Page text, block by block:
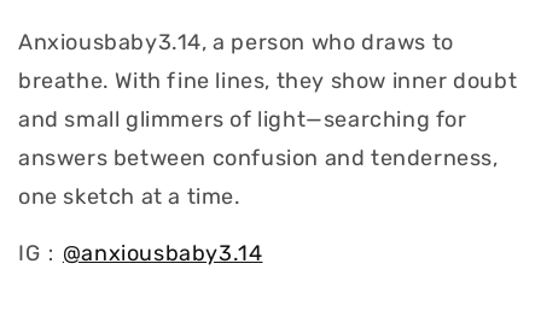
Anxiousbaby3.14, a person who draws to
breathe. With fine lines, they show inner doubt
and small glimmers of light—searching for
answers between confusion and tenderness,
one sketch at a time.
IG： @anxiousbaby3.14